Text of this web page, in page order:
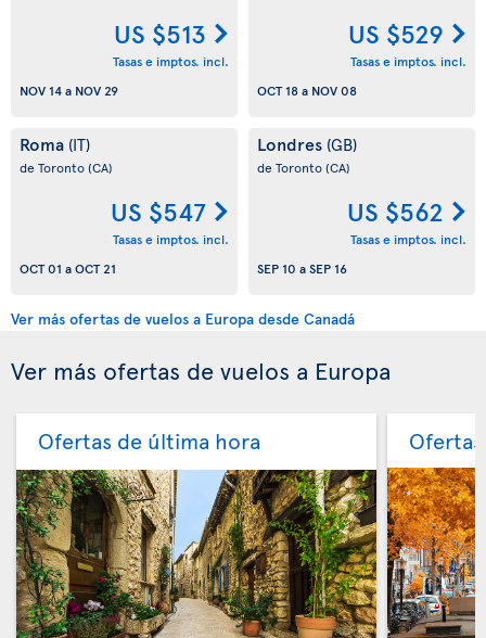
US $513
Tasas e imptos. incl.
NOV 14a NOV 29
US $529
Tasas e imptos. incl.
OCT 18a NOV 08
Roma (IT)
de Toronto(CA)
US $547
Tasas e imptos. incl.
OCT 01 aOCT 21
Londres (GB)
de Toronto(CA)
US $562
Tasas e imptos. incl.
SEP 10 aSEP 16
Ver más ofertas de vuelos a Europa desde Canadá
Ver más ofertas de vuelos a Europa
Ofertas de última hora